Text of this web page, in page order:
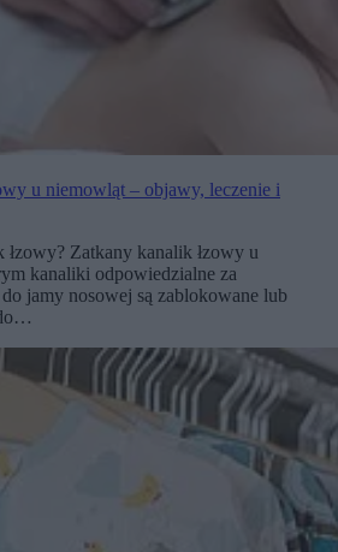
u niemowląt – objawy, leczenie i
łzowy? Zatkany kanalik łzowy u
kanaliki odpowiedzialne za
jamy nosowej są zablokowane lub